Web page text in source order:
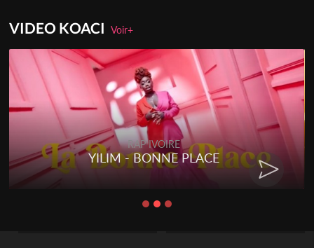
VIDEO KOACIVoir+
RAP IVOIRE
YILIM - BONNE PLACE